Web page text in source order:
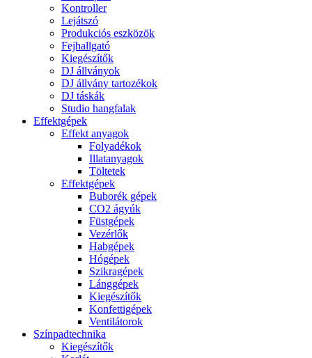
Kontroller
Lejátszó
Produkciós eszközök
Fejhallgató
Kiegészítők
DJ állványok
DJ állvány tartozékok
DJ táskák
Studio hangfalak
Effektgépek
Effekt anyagok
Folyadékok
Illatanyagok
Töltetek
Effektgépek
Buborék gépek
CO2 ágyúk
Füstgépek
Vezérlők
Habgépek
Hógépek
Szikragépek
Lánggépek
Kiegészítők
Konfettigépek
Ventilátorok
Színpadtechnika
Kiegészítők